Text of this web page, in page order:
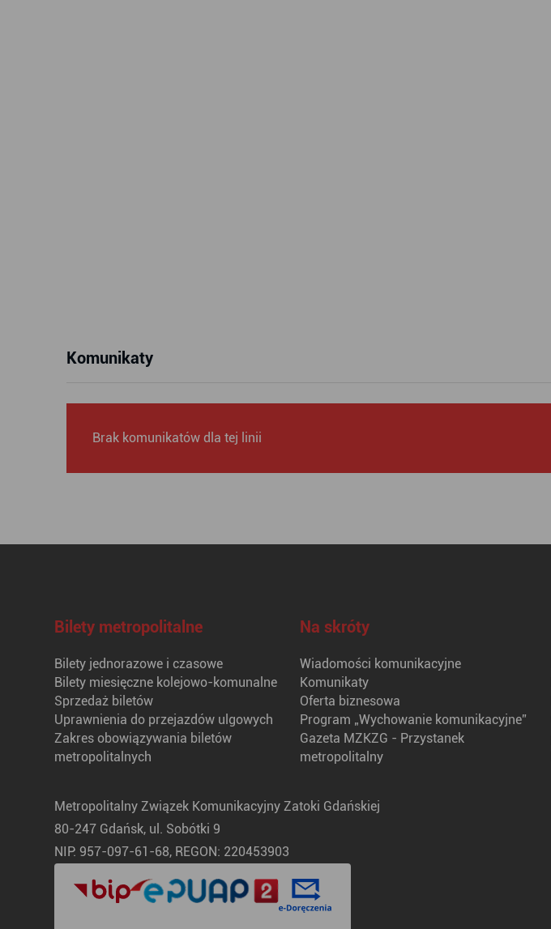
Komunikaty
Brak komunikatów dla tej linii
Bilety metropolitalne
Bilety jednorazowe i czasowe
Bilety miesięczne kolejowo-komunalne
Sprzedaż biletów
Uprawnienia do przejazdów ulgowych
Zakres obowiązywania biletów
metropolitalnych
Na skróty
Wiadomości komunikacyjne
Komunikaty
Oferta biznesowa
Program „Wychowanie komunikacyjne”
Gazeta MZKZG - Przystanek
metropolitalny
Metropolitalny Związek Komunikacyjny Zatoki Gdańskiej
80-247 Gdańsk, ul. Sobótki 9
NIP: 957-097-61-68, REGON: 220453903